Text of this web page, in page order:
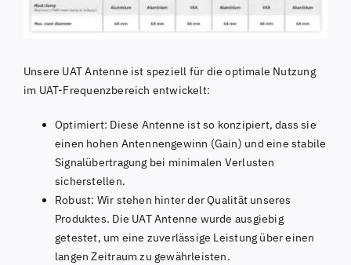
Unsere UAT Antenne ist speziell für die optimale Nutzung
im UAT-Frequenzbereich entwickelt:
Optimiert: Diese Antenne ist so konzipiert, dass sie
einen hohen Antennengewinn (Gain) und eine stabile
Signalübertragung bei minimalen Verlusten
sicherstellen.
Robust: Wir stehen hinter der Qualität unseres
Produktes. Die UAT Antenne wurde ausgiebig
getestet, um eine zuverlässige Leistung über einen
langen Zeitraum zu gewährleisten.